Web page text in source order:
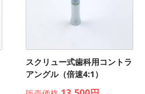
スクリュー式歯科用コントラ
アングル（倍速4:1）